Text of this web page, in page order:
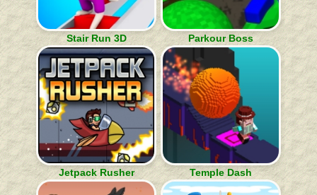
Stair Run 3D Parkour Boss
Jetpack Rusher Temple Dash